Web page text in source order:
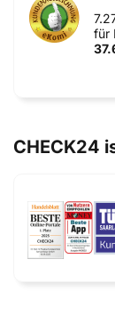
für
CHECK24